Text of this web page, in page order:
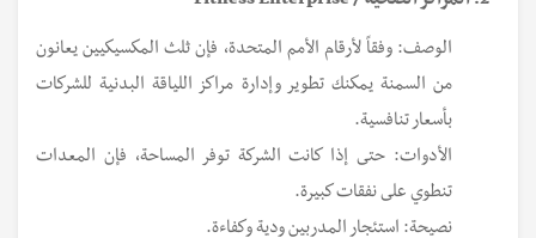
الوصف: وفقاً لأرقام الأمم المتحدة، فإن ثلث المكسيكيين يعانون
من السمنة يمكنك تطوير وإدارة مراكز اللياقة البدنية للشركات
بأسعار تنافسية.
الأدوات: حتى إذا كانت الشركة توفر المساحة، فإن المعدات
تنطوي على نفقات كبيرة.
نصيحة: استئجار المدربين ودية وكفاءة.